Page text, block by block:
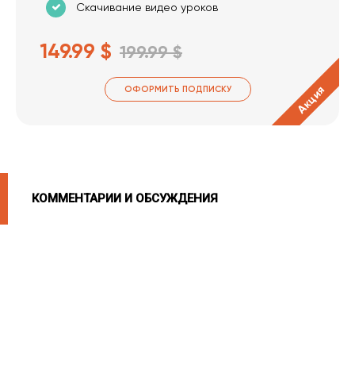
Скачивание видео уроков
149.99 $ 199.99 $
ОФОРМИТЬ ПОДПИСКУ Акция
КОММЕНТАРИИ И ОБСУЖДЕНИЯ